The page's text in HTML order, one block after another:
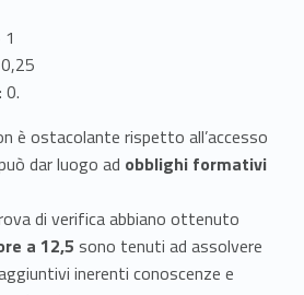
0.
è ostacolante rispetto all’accesso
dar luogo ad obblighi formativi
di verifica abbiano ottenuto
a 12,5 sono tenuti ad assolvere
inerenti conoscenze e